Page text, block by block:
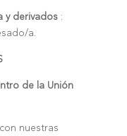
y derivados :
a.
de la Unión
nuestras